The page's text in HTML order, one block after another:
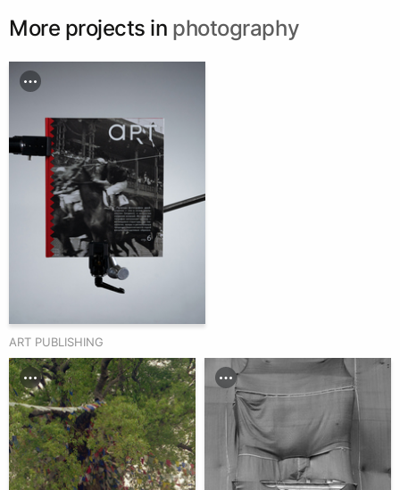
More projects in photography
ART PUBLISHING